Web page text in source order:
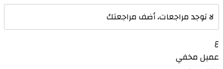
لا توجد مراجعات، أضف مراجعتك
ع
عميل مخفي